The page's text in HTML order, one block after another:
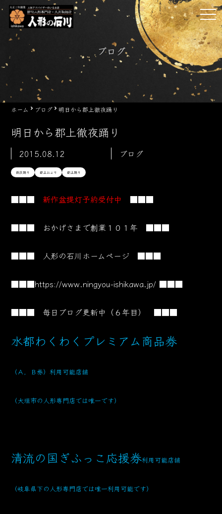
Skip
content
ブログ
ホーム ブログ 明日から郡上徹夜踊り
明日から郡上徹夜踊り
2015.08.12 ブログ
徹夜踊り 郡上おどり 郡上踊り
■■■ 新作盆提灯予約受付中 ■■■
■■■ おかげさまで創業１０１年 ■■■
■■■ 人形の石川ホームページ ■■■
■■■https://www.ningyou-ishikawa.jp/ ■■■
■■■ 毎日ブログ更新中（６年目） ■■■
水都わくわくプレミアム商品券
（Ａ，Ｂ券）利用可能店舗
（大垣市の人形専門店では唯一です）
清流の国ぎふっこ応援券利用可能店舗
（岐阜県下の人形専門店では唯一利用可能です）